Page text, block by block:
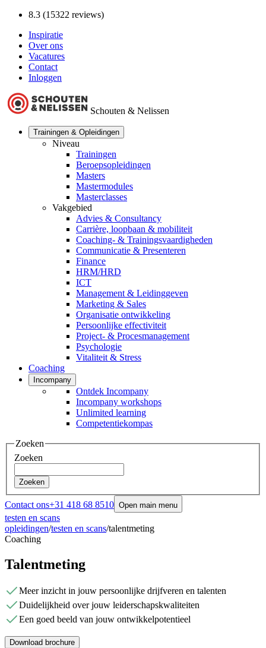
8.3 (15322 reviews)
Inspiratie
Over ons
Vacatures
Contact
Inloggen
Schouten & Nelissen
Trainingen & Opleidingen
Niveau
Trainingen
Beroepsopleidingen
Masters
Mastermodules
Masterclasses
Vakgebied
Advies & Consultancy
Carrière, loopbaan & mobiliteit
Coaching- & Trainingsvaardigheden
Communicatie & Presenteren
Finance
HRM/HRD
ICT
Management & Leidinggeven
Marketing & Sales
Organisatie ontwikkeling
Persoonlijke effectiviteit
Project- & Procesmanagement
Psychologie
Vitaliteit & Stress
Coaching
Incompany
Ontdek Incompany
Incompany workshops
Unlimited learning
Competentiekompas
Zoeken
Zoeken
Zoeken
Contact ons+31 418 68 8510 Open main menu
testen en scans
opleidingen/testen en scans/talentmeting
Coaching
Talentmeting
Meer inzicht in jouw persoonlijke drijfveren en talenten
Duidelijkheid over jouw leiderschapskwaliteiten
Een goed beeld van jouw ontwikkelpotentieel
Download brochure